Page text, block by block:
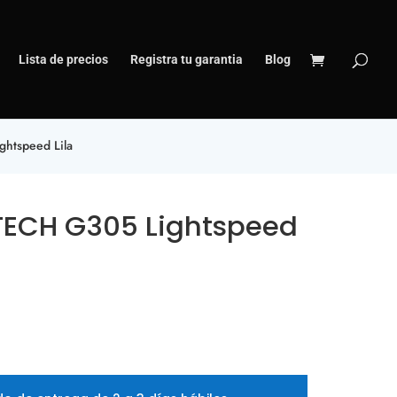
Lista de precios Registra tu garantia Blog
Lila
G305 Lightspeed